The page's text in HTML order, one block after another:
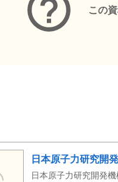
この
日本原子力研究開
日本原子力研究開発